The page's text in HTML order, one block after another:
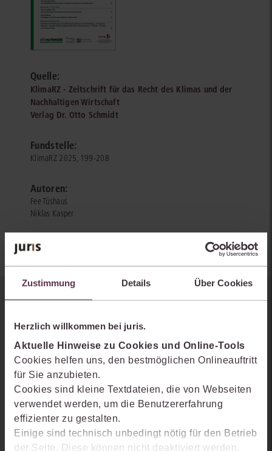
Zustimmung Details Über Cookies
Herzlich willkommen bei juris.
Aktuelle Hinweise zu Cookies und Online-Tools
Cookies helfen uns, den bestmöglichen Onlineauftritt
für Sie anzubieten.
Cookies sind kleine Textdateien, die von Webseiten
verwendet werden, um die Benutzererfahrung
effizienter zu gestalten.
Einige sind technisch unbedingt nötig für den Betrieb
der Seite. Diese können nicht deaktiviert werden.
Quelle:
KlimaRZ - Zeitschrift für das Recht des Klimas und der
Nachhaltigen Wirtschaft
Verlag Dr. Otto Schmidt
Fundstelle:
KlimaRZ 2025, 199-208
Autoren:
Fee Tüshaus
Niklas Kasper
Erhalten Sie einen Einblick, wie juris das Rechts- und
Praxiswissensmanagement der Zukunft gestaltet, welche
Möglichkeiten Ihnen das juris Portal bietet und wie mit juris Ihre
Arbeitsprozesse einfacher und effizienter werden.